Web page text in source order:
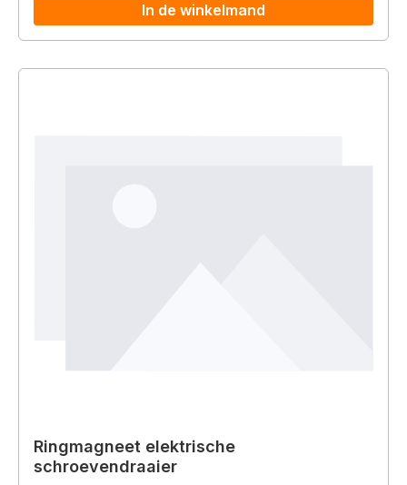
In de winkelmand
Ringmagneet elektrische
schroevendraaier